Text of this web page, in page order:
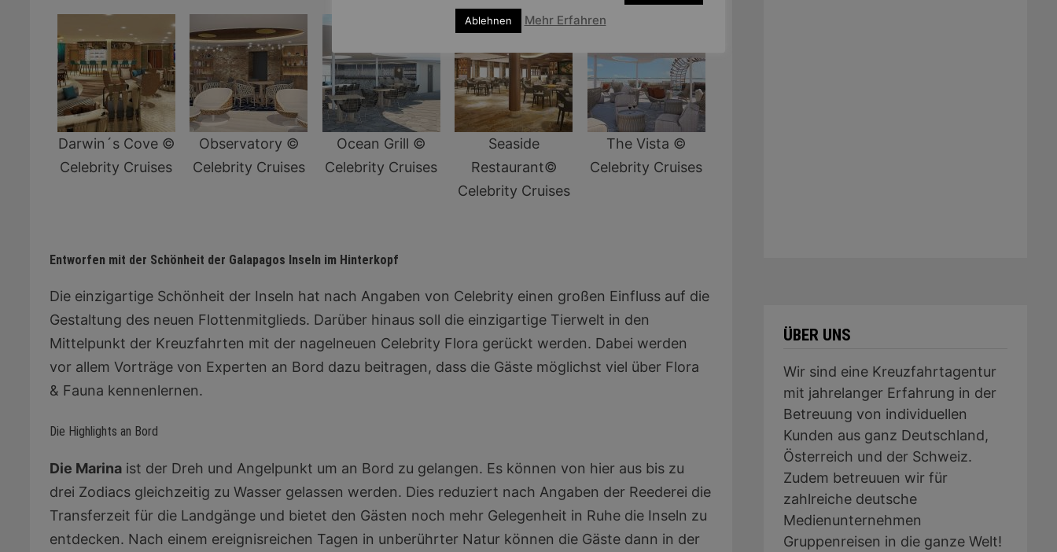
Darwin´s Cove ©
Celebrity Cruises
Observatory ©
Celebrity Cruises
Ocean Grill ©
Celebrity Cruises
Seaside
Restaurant©
Celebrity Cruises
The Vista ©
Celebrity Cruises
Entworfen mit der Schönheit der Galapagos Inseln im Hinterkopf
Die einzigartige Schönheit der Inseln hat nach Angaben von Celebrity einen großen Einfluss auf die
Gestaltung des neuen Flottenmitglieds. Darüber hinaus soll die einzigartige Tierwelt in den
Mittelpunkt der Kreuzfahrten mit der nagelneuen Celebrity Flora gerückt werden. Dabei werden
vor allem Vorträge von Experten an Bord dazu beitragen, dass die Gäste möglichst viel über Flora
& Fauna kennenlernen.
Die Highlights an Bord
Die Marina ist der Dreh und Angelpunkt um an Bord zu gelangen. Es können von hier aus bis zu
drei Zodiacs gleichzeitig zu Wasser gelassen werden. Dies reduziert nach Angaben der Reederei die
Transferzeit für die Landgänge und bietet den Gästen noch mehr Gelegenheit in Ruhe die Inseln zu
entdecken. Nach einem ereignisreichen Tagen in unberührter Natur können die Gäste dann in der
ÜBER UNS
Wir sind eine Kreuzfahrtagentur
mit jahrelanger Erfahrung in der
Betreuung von individuellen
Kunden aus ganz Deutschland,
Österreich und der Schweiz.
Zudem betreuuen wir für
zahlreiche deutsche
Medienunternehmen
Gruppenreisen in die ganze Welt!
Ablehnen Mehr Erfahren